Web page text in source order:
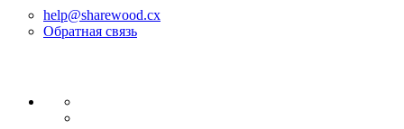
help@sharewood.cx
Обратная связь